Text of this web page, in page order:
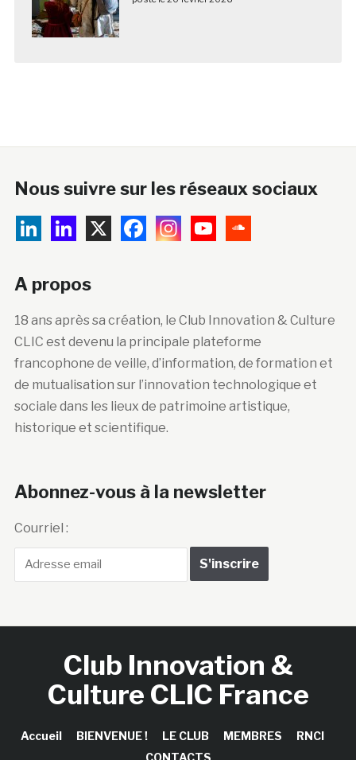
Nous suivre sur les réseaux sociaux
A propos
18 ans après sa création, le Club Innovation & Culture
CLIC est devenu la principale plateforme
francophone de veille, d’information, de formation et
de mutualisation sur l’innovation technologique et
sociale dans les lieux de patrimoine artistique,
historique et scientifique.
Abonnez-vous à la newsletter
Courriel :
Club Innovation &
Culture CLIC France
Accueil BIENVENUE ! LE CLUB MEMBRES
RNCI
CONTACTS